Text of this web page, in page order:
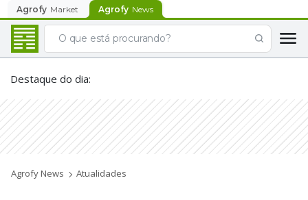
Agrofy Market Agrofy News
Destaque do dia:
Agrofy News Atualidades